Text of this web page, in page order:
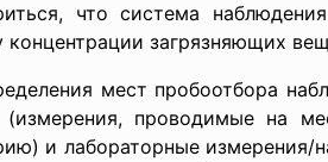
что система
концентрации загрязняющих
мест пробоотбора
(измерения, проводимые на
и лабораторные измерения/